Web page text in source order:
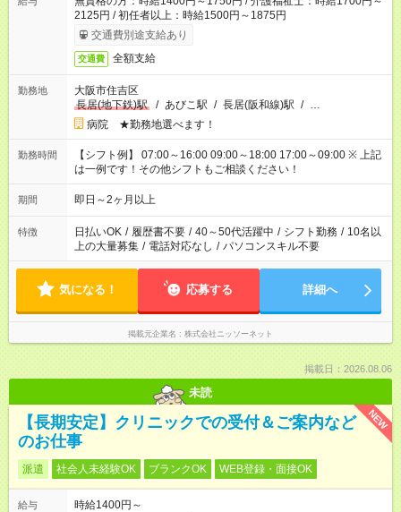
2125円 / 初任者以上：時給1500円～1875円
交通費別途支給あり
交通費 全額支給
勤務地
大阪市住吉区
長居(地下鉄)駅
/ あびこ駅 / 長居(阪和線)駅 / …
病院 ★勤務地選べます！
勤務時間
【シフト例】 07:00～16:00 09:00～18:00 17:00～09:00 ※ 上記
は一例です！その他シフトもご相談ください！
期間 即日～2ヶ月以上
特徴 日払いOK / 履歴書不要 / 40～50代活躍中 / シフト勤務 / 10名以
上の大量募集 / 電話対応なし / パソコンスキル不要
気になる！ 応募する 詳細へ
掲載元企業名 株式会社ニッソーネット
掲載日：2026.08.06
未読
NEW
【長期安定】クリニックでの受付＆ご案内など
のお仕事
派遣 社会人未経験OK ブランクOK WEB登録・面接OK
給与
時給1400円～